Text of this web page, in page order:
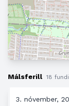
Málsferill 18
3. nóvember,